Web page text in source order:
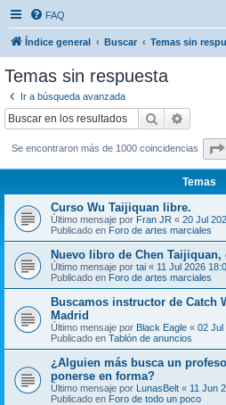
FAQ
Índice general Buscar Temas sin
Temas sin respuesta
Ir a búsqueda avanzada
Buscar
Se encontraron más de 1000 coincidencias
Temas
Curso Wu Taijiquan libre.
Último mensaje por Fran JR « 20 Jul
Publicado en Foro de artes marciales
Nuevo libro de Chen Taijiquan,
Último mensaje por tai « 11 Jul 2026
Publicado en Foro de artes marciales
Buscamos instructor de Catch
Madrid
Último mensaje por Black Eagle « 02 Jul
Publicado en Tablón de anuncios
¿Alguien más busca un
ponerse en forma?
Último mensaje por LunasBelt « 11 Jun
Publicado en Foro de todo un poco